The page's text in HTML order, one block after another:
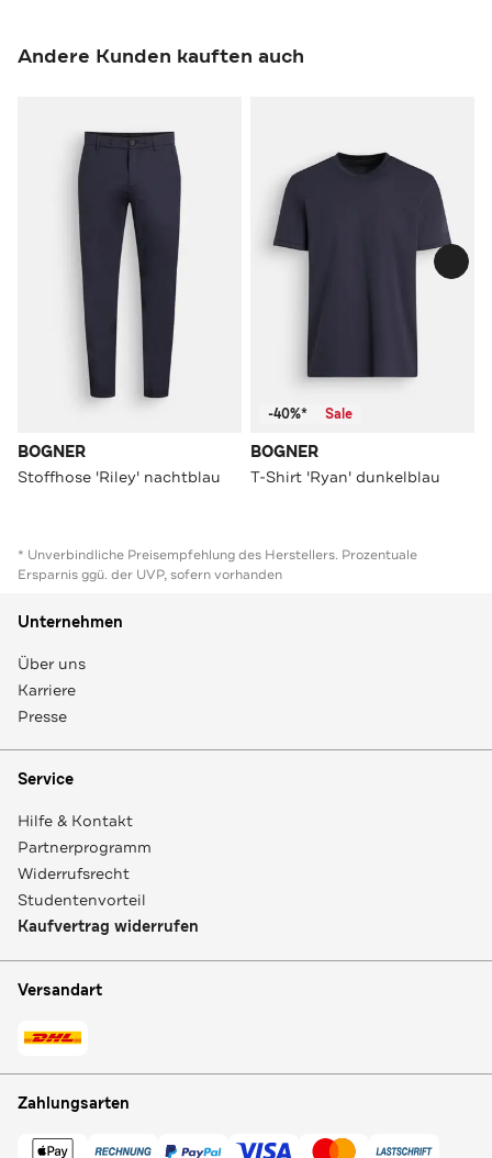
Andere Kunden kauften auch
BOGNER
Stoffhose 'Riley' nachtblau
-40%* Sale
BOGNER
T-Shirt 'Ryan' dunkelblau
* Unverbindliche Preisempfehlung des Herstellers. Prozentuale
Ersparnis ggü. der UVP, sofern vorhanden
Unternehmen
Über uns
Karriere
Presse
Service
Hilfe & Kontakt
Partnerprogramm
Widerrufsrecht
Studentenvorteil
Kaufvertrag widerrufen
Versandart
Zahlungsarten